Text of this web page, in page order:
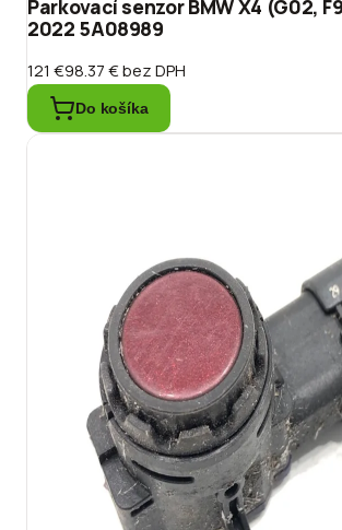
Parkovací senzor BMW X4 (G02,
2022 5A08989
121 €98.37 €bez DPH
Do košíka